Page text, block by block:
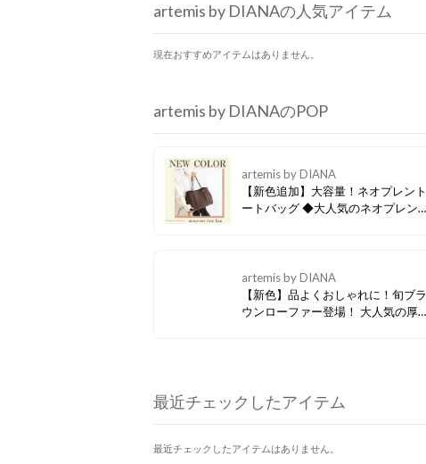
artemis by DIANAの人気アイテム
現在おすすめアイテムはありません。
artemis by DIANAのPOP
artemis by DIANA
【新色追加】大容量！ネオプレント
ートバッグ ◆大人気のネオプレント
広いシーンで活躍してくれるバッグ
です◎
artemis by DIANA
【新色】品よくおしゃれに！旬ブラ
ウンローファー登場！ 大人気の厚底
最近チェックしたアイテム
最近チェックしたアイテムはありません。